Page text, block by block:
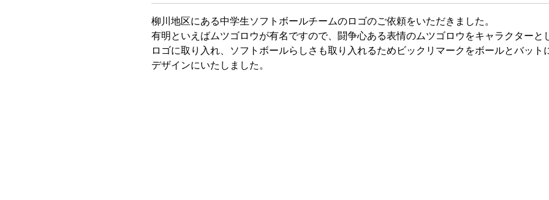
柳川地区にある中学生ソフトボールチームのロゴのご依頼をいただきました。
有明といえばムツゴロウが有名ですので、闘争心ある表情のムツゴロウをキャラクターと
ロゴに取り入れ、ソフトボールらしさも取り入れるためビックリマークをボールとバット
デザインにいたしました。